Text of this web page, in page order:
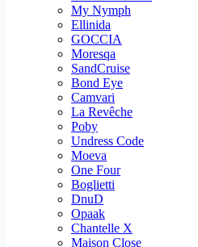
My Nymph
Ellinida
GOCCIA
Moresqa
SandCruise
Bond Eye
Camvari
La Revêche
Poby
Undress Code
Moeva
One Four
Boglietti
DnuD
Opaak
Chantelle X
Maison Close